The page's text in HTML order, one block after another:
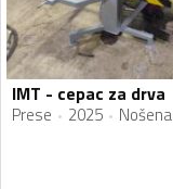
IMT - cepac za drva
Prese 2025 Nošena